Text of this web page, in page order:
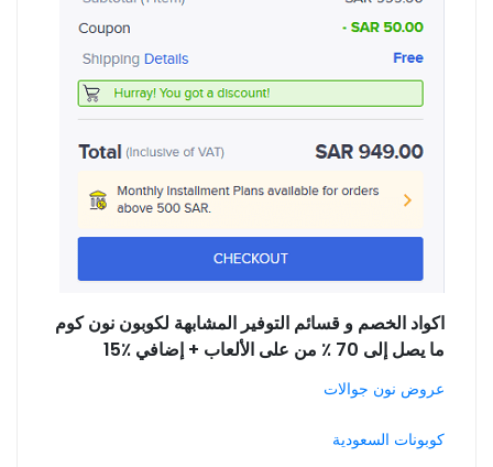
اكواد الخصم و قسائم التوفير المشابهة لكوبون نون كوم
ما يصل إلى 70 ٪ من على الألعاب + إضافي ٪15
عروض نون جوالات
كوبونات السعودية